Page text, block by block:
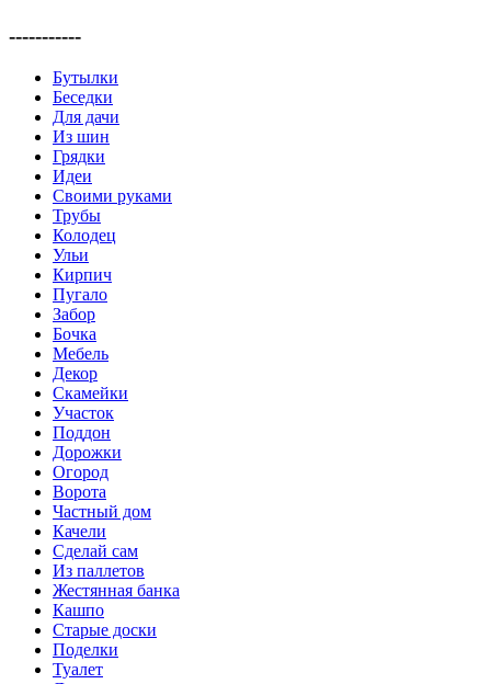
-----------
Бутылки
Беседки
Для дачи
Из шин
Грядки
Идеи
Своими руками
Трубы
Колодец
Ульи
Кирпич
Пугало
Забор
Бочка
Мебель
Декор
Скамейки
Участок
Поддон
Дорожки
Огород
Ворота
Частный дом
Качели
Сделай сам
Из паллетов
Жестянная банка
Кашпо
Старые доски
Поделки
Туалет